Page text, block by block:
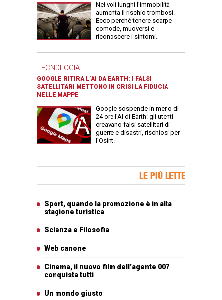
Nei voli lunghi l’immobilità
aumenta il rischio trombosi.
Ecco perché tenere scarpe
comode, muoversi e
riconoscere i sintomi.
TECNOLOGIA
GOOGLE RITIRA L’AI DA EARTH: I FALSI
SATELLITARI METTONO IN CRISI LA FIDUCIA
NELLE MAPPE
Google sospende in meno di
24 ore l’AI di Earth: gli utenti
creavano falsi satellitari di
guerre e disastri, rischiosi per
l’Osint.
LE PIÙ LETTE
Sport, quando la promozione è in alta
stagione turistica
Scienza e Filosofia
Web canone
Cinema, il nuovo film dell’agente 007
conquista tutti
Un mondo giusto